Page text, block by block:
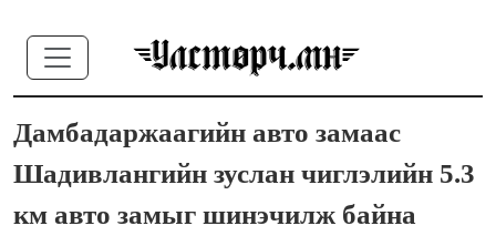
Дамбадаржаагийн авто замаас
Шадивлангийн зуслан чиглэлийн 5.3
км авто замыг шинэчилж байна